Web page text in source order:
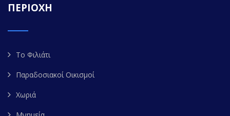
ΠΕΡΙΟΧΗ
Το Φιλιάτι
Παραδοσιακοί Οικισμοί
Χωριά